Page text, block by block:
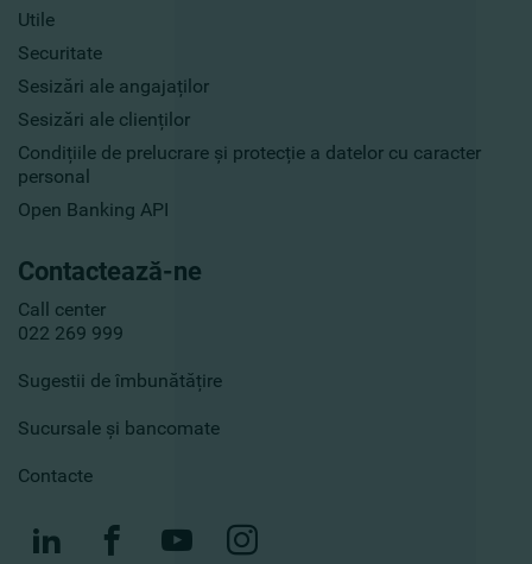
Utile
Securitate
Sesizări ale angajaților
Sesizări ale clienților
Condițiile de prelucrare și protecție a datelor cu caracter
personal
Open Banking API
Contactează-ne
Call center
022 269 999
Sugestii de îmbunătățire
Sucursale și bancomate
Contacte